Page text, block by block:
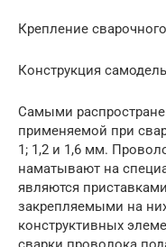
Крепление
Конструкция
Самыми
применяемой при
1; 1,2 и 1,6 мм.
наматывают на
являются
закрепляемыми на
конструктивных